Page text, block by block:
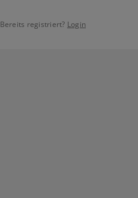
Bereits registriert? Login